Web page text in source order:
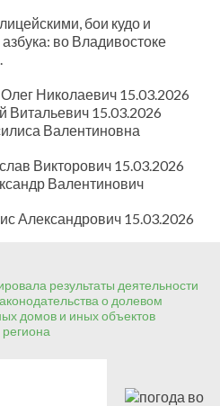
бои кудо и
во Владивостоке
Николаевич 15.03.2026
Витальевич 15.03.2026
Валентиновна
Викторович 15.03.2026
Валентинович
Александрович 15.03.2026
результаты деятельности
о долевом
домов и иных объектов